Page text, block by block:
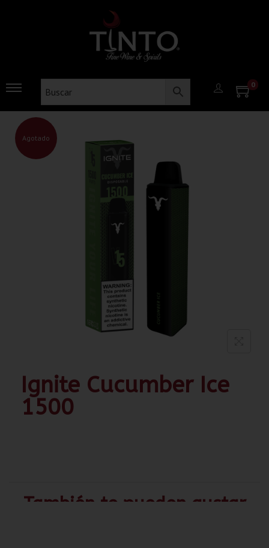
0
Agotado
Ignite Cucumber Ice
1500
También te pueden gustar